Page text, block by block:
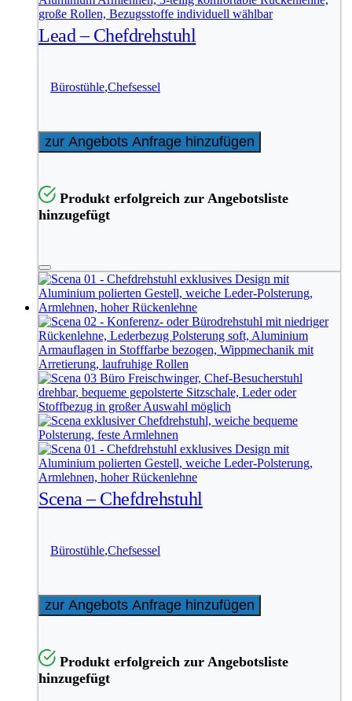
Lead – Chefdrehstuhl
Bürostühle,Chefsessel
zur Angebots Anfrage hinzufügen
Produkt erfolgreich zur Angebotsliste
hinzugefügt
Scena – Chefdrehstuhl
Bürostühle,Chefsessel
zur Angebots Anfrage hinzufügen
Produkt erfolgreich zur Angebotsliste
hinzugefügt